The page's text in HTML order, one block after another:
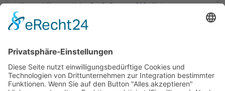
Jürgen Märtens-Kehr, Groß-Gerau - 219 Klicks
Podcasts, Themen und Informationen.
Entdecken Sie unser Forum für Medien, Bildung